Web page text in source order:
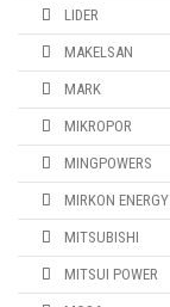
LIDER
MAKELSAN
MARK
MIKROPOR
MINGPOWERS
MIRKON ENERGY
MITSUBISHI
MITSUI POWER